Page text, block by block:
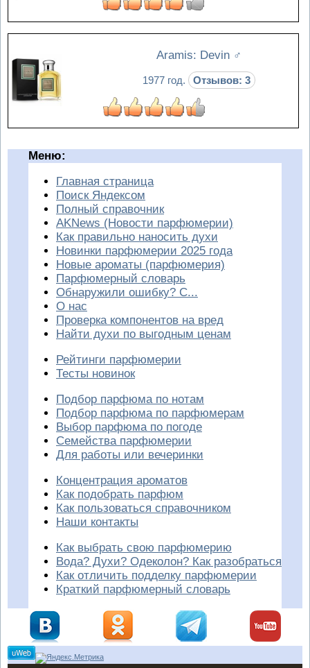
Aramis: Devin ♂
1977 год. Отзывов: 3
Меню:
Главная страница
Поиск Яндексом
Полный справочник
AKNews (Новости парфюмерии)
Как правильно наносить духи
Новинки парфюмерии 2025 года
Новые ароматы (парфюмерия)
Парфюмерный словарь
Обнаружили ошибку? С...
О нас
Проверка компонентов на вред
Найти духи по выгодным ценам
Рейтинги парфюмерии
Тесты новинок
Подбор парфюма по нотам
Подбор парфюма по парфюмерам
Выбор парфюма по погоде
Семейства парфюмерии
Для работы или вечеринки
Концентрация ароматов
Как подобрать парфюм
Как пользоваться справочником
Наши контакты
Как выбрать свою парфюмерию
Вода? Духи? Одеколон? Как разобраться
Как отличить подделку парфюмерии
Краткий парфюмерный словарь